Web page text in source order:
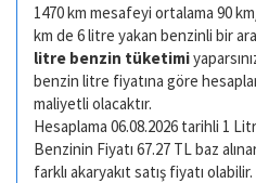
1470 km mesafeyi ortalama 90
km de 6 litre yakan benzinli bir
litre benzin tüketimi
benzin litre fiyatına göre
maliyetli olacaktır.
Hesaplama 06.08.2026 tarihli 1
Benzinin Fiyatı 67.27 TL baz
farklı akaryakıt satış fiyatı olabilir.